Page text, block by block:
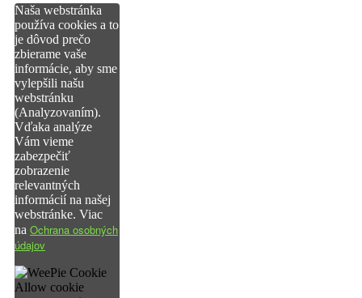
Naša webstránka
používa cookies a to
je dôvod prečo
zbierame vaše
informácie, aby sme
vylepšili našu
webstránku
(Analyzovaním).
Vďaka analýze
Vám vieme
zabezpečiť
zobrazenie
relevantných
informácií na našej
webstránke. Viac
na Ochrana osobných
údajov